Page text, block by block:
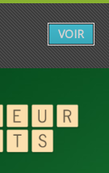
VOIR